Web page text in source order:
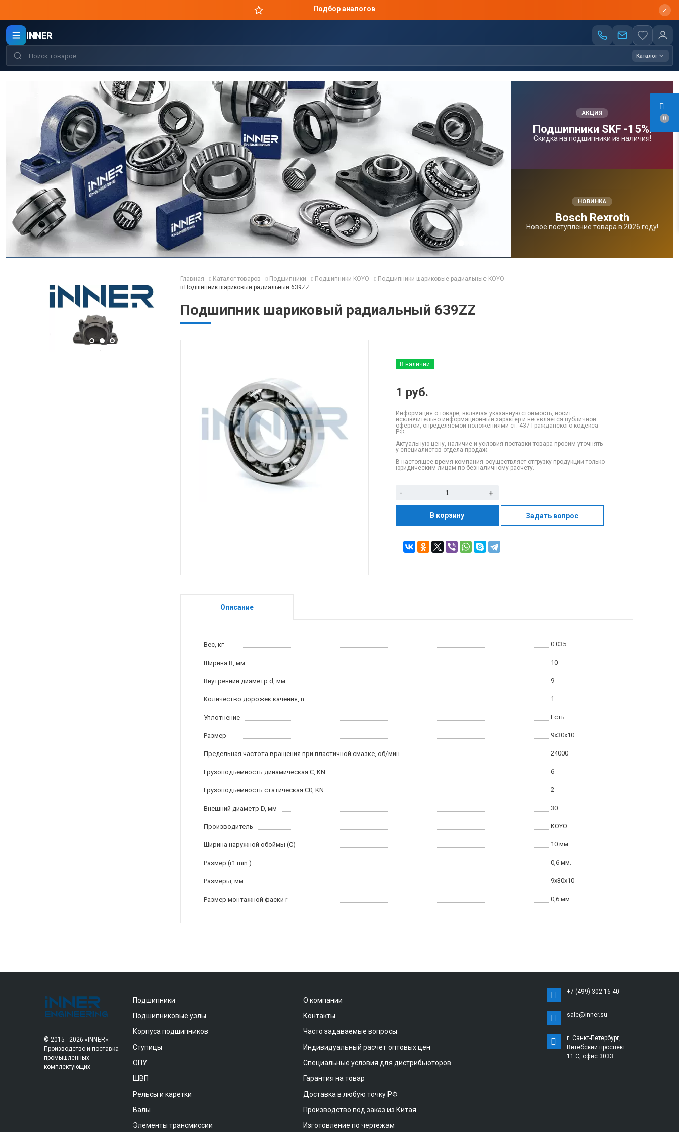
0
Цены производителя
INNER
Каталог
АКЦИЯ
Подшипники SKF -15%!
Скидка на подшипники из наличия!
НОВИНКА
Bosсh Rexroth
Новое поступление товара в 2026 году!
Главная Каталог товаров Подшипники Подшипники KOYO
Подшипники шариковые радиальные KOYO
Подшипник шариковый радиальный 639ZZ
Подшипник шариковый радиальный 639ZZ
В наличии
1 руб.
Информация о товаре, включая указанную стоимость, носит
исключительно информационный характер и не является публичной
офертой, определяемой положениями ст. 437 Гражданского кодекса
РФ.
Актуальную цену, наличие и условия поставки товара просим уточнять
у специалистов отдела продаж.
В настоящее время компания осуществляет отгрузку продукции только
юридическим лицам по безналичному расчету.
- +
В корзину Задать вопрос
Описание
Вес, кг 0.035
Ширина B, мм 10
Внутренний диаметр d, мм 9
Количество дорожек качения, n 1
Уплотнение Есть
Размер 9x30x10
Предельная частота вращения при пластичной смазке, об/мин 24000
Грузоподъемность динамическая C, KN 6
Грузоподъемность статическая C0, KN 2
Внешний диаметр D, мм 30
Производитель KOYO
Ширина наружной обоймы (C) 10 мм.
Размер (r1 min.) 0,6 мм.
Размеры, мм 9x30x10
Размер монтажной фаски r 0,6 мм.
© 2015 - 2026 «INNER»:
Производство и поставка
промышленных
комплектующих
Подшипники
Подшипниковые узлы
Корпуса подшипников
Ступицы
ОПУ
ШВП
Рельсы и каретки
Валы
Элементы трансмиссии
О компании
Контакты
Часто задаваемые вопросы
Индивидуальный расчет оптовых цен
Специальные условия для дистрибьюторов
Гарантия на товар
Доставка в любую точку РФ
Производство под заказ из Китая
Изготовление по чертежам
+7 (499) 302-16-40
sale@inner.su
г. Санкт-Петербург,
Витебский проспект
11 С, офис 3033